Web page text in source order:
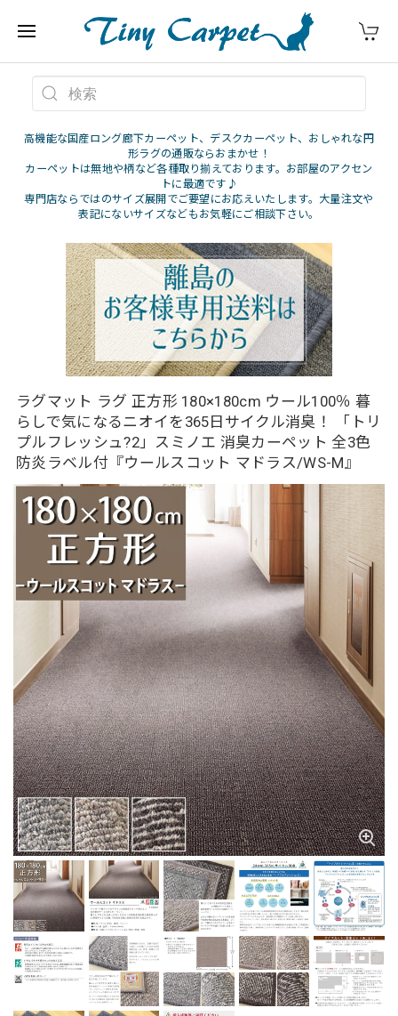
高機能な国産ロング廊下カーペット、デスクカーペット、おしゃれな円
形ラグの通販ならおまかせ！
カーペットは無地や柄など各種取り揃えております。お部屋のアクセン
トに最適です♪
専門店ならではのサイズ展開でご要望にお応えいたします。大量注文や
表記にないサイズなどもお気軽にご相談下さい。
ラグマット ラグ 正方形 180×180cm ウール100％ 暮
らしで気になるニオイを365日サイクル消臭！ 「トリ
プルフレッシュ?2」スミノエ 消臭カーペット 全3色
防炎ラベル付『ウールスコット マドラス/WS-M』